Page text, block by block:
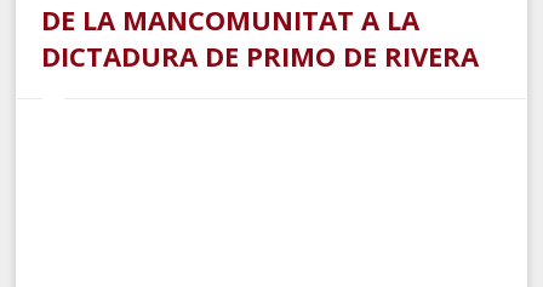
DE LA MANCOMUNITAT A LA
DICTADURA DE PRIMO DE RIVERA